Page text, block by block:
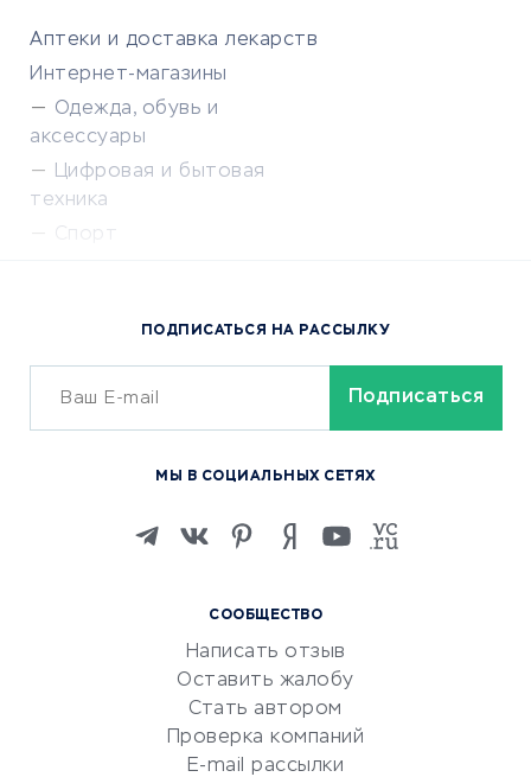
Аптеки и доставка лекарств
Интернет-магазины
Одежда, обувь и
аксессуары
Цифровая и бытовая
техника
Спорт
Сервисы доставки
ОБУЧЕНИЕ И РАБОТА
Изучение иностранных
Маркетинг и продажи
Репетиторство
Красота и здоровье
Сервисы по поиску работы
Сетевой маркетинг
СООБЩЕСТВО
Написать отзыв
Оставить жалобу
Стать автором
Проверка компаний
E-mail рассылки
ПОДПИСАТЬСЯ НА РАССЫЛКУ
МЫ В СОЦИАЛЬНЫХ СЕТЯХ